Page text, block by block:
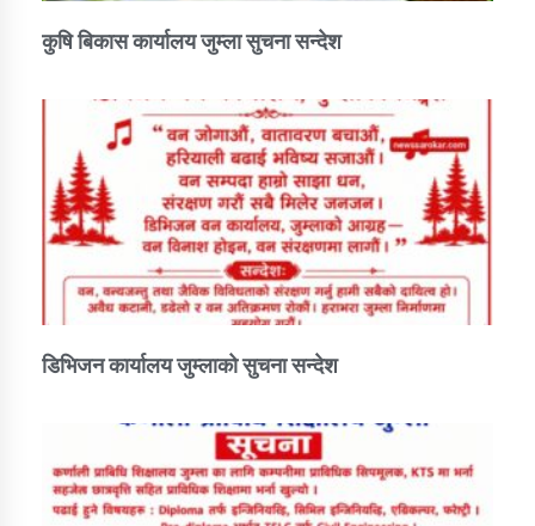
कुषि बिकास कार्यालय जुम्ला सुचना सन्देश
डिभिजन कार्यालय जुम्लाको सुचना सन्देश